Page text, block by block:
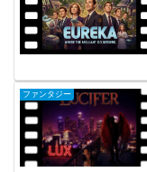
ファンタジー